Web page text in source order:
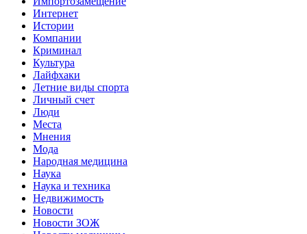
Интернет
Истории
Компании
Криминал
Культура
Лайфхаки
Летние виды спорта
Личный счет
Люди
Места
Мнения
Мода
Народная медицина
Наука
Наука и техника
Недвижимость
Новости
Новости ЗОЖ